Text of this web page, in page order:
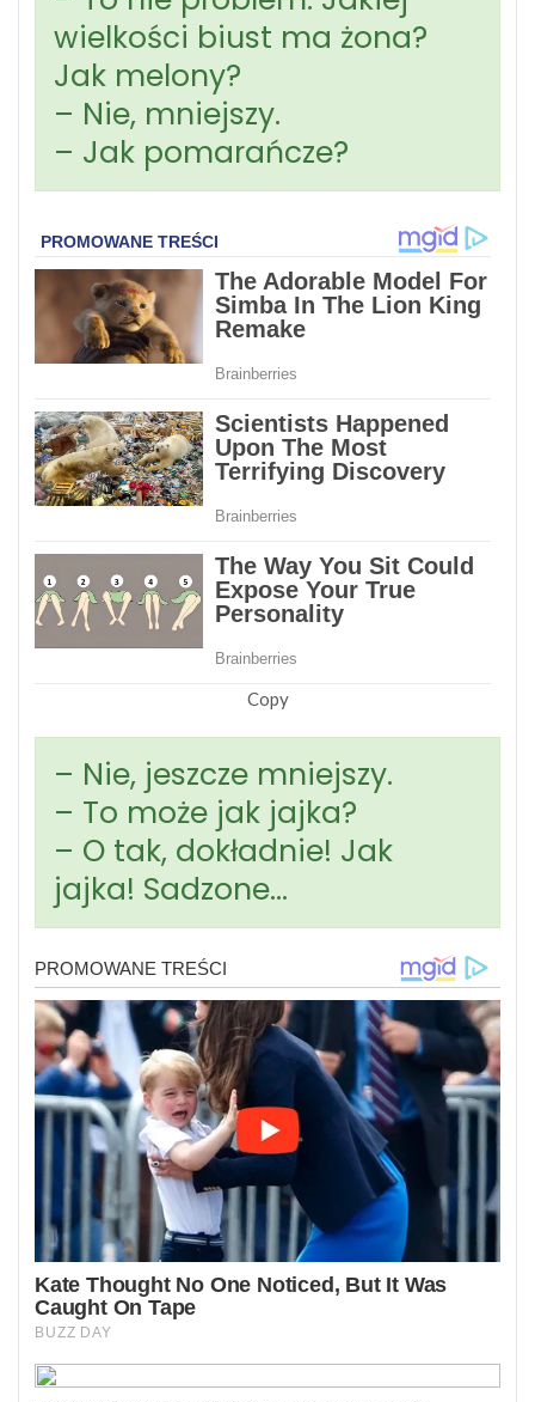
wielkości biust ma żona?
Jak melony?
– Nie, mniejszy.
– Jak pomarańcze?
Copy
– Nie, jeszcze mniejszy.
– To może jak jajka?
– O tak, dokładnie! Jak
jajka! Sadzone…